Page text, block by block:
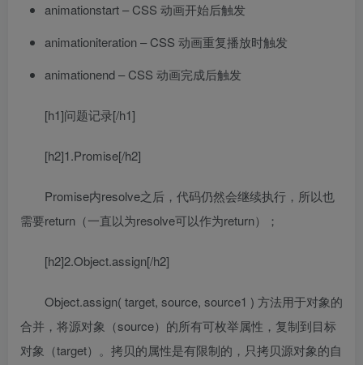
animationstart – CSS 动画开始后触发
animationiteration – CSS 动画重复播放时触发
animationend – CSS 动画完成后触发
[h1]问题记录[/h1]
[h2]1.Promise[/h2]
Promise内resolve之后，代码仍然会继续执行，所以也
需要return（一直以为resolve可以作为return）；
[h2]2.Object.assign[/h2]
Object.assign( target, source, source1 ) 方法用于对象的
合并，将源对象（source）的所有可枚举属性，复制到目标
对象（target）。拷贝的属性是有限制的，只拷贝源对象的自